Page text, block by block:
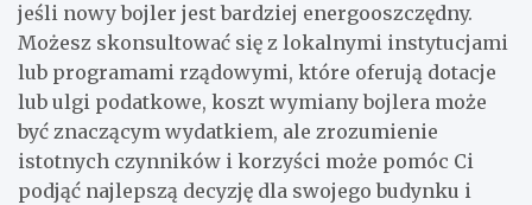
jeśli nowy bojler jest bardziej energooszczędny.
Możesz skonsultować się z lokalnymi instytucjami
lub programami rządowymi, które oferują dotacje
lub ulgi podatkowe, koszt wymiany bojlera może
być znaczącym wydatkiem, ale zrozumienie
istotnych czynników i korzyści może pomóc Ci
podjąć najlepszą decyzję dla swojego budynku i